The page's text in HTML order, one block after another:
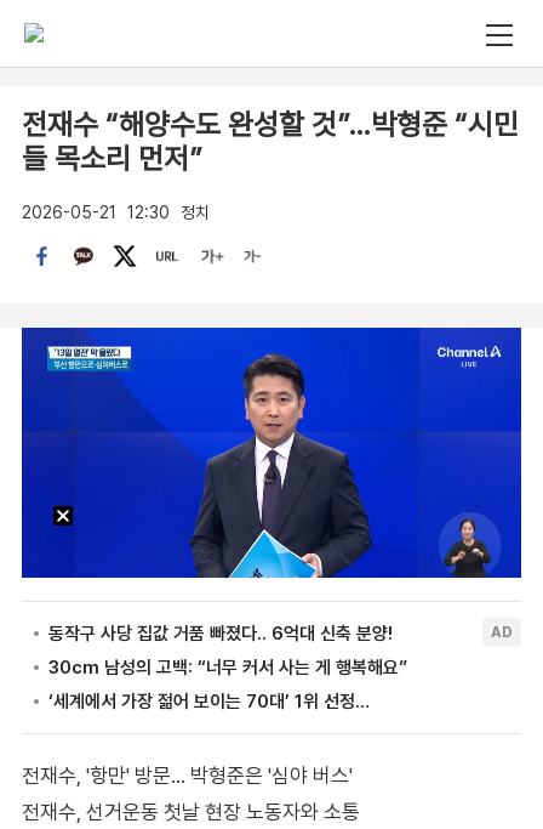
전재수 “해양수도 완성할 것”…박형준 “시민
들 목소리 먼저”
2026-05-21 12:30 정치
전재수, '항만' 방문… 박형준은 '심야 버스'
전재수, 선거운동 첫날 현장 노동자와 소통